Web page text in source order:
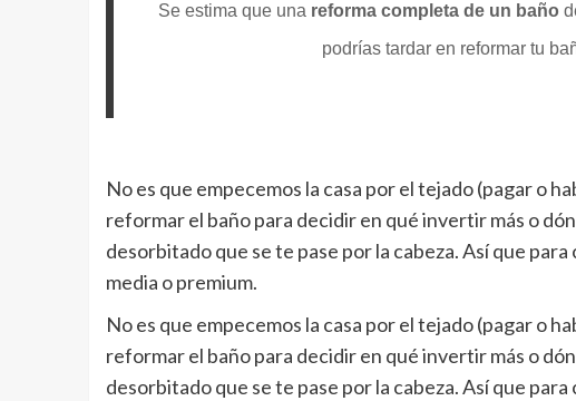
Se estima que una reforma completa de un baño
podrías tardar en reformar tu
No es que empecemos la casa por el tejado (pagar o
reformar el baño para decidir en qué invertir más o
desorbitado que se te pase por la cabeza. Así que
media o premium.
No es que empecemos la casa por el tejado (pagar o
reformar el baño para decidir en qué invertir más o
desorbitado que se te pase por la cabeza. Así que